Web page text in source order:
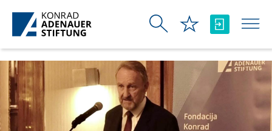
Saltar al contenido principal